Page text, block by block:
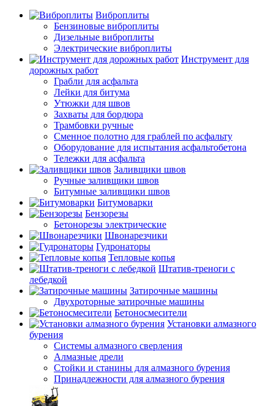
Виброплиты
Бензиновые виброплиты
Дизельные виброплиты
Электрические виброплиты
Инструмент для
дорожных работ
Грабли для асфальта
Лейки для битума
Утюжки для швов
Захваты для бордюра
Трамбовки ручные
Сменное полотно для граблей по асфальту
Оборудование для испытания асфальтобетона
Тележки для асфальта
Заливщики швов
Ручные заливщики швов
Битумные заливщики швов
Битумоварки
Бензорезы
Бетонорезы электрические
Швонарезчики
Гудронаторы
Тепловые копья
Штатив-треноги с
лебедкой
Затирочные машины
Двухроторные затирочные машины
Бетоносмесители
Установки алмазного
бурения
Системы алмазного сверления
Алмазные дрели
Стойки и станины для алмазного бурения
Принадлежности для алмазного бурения